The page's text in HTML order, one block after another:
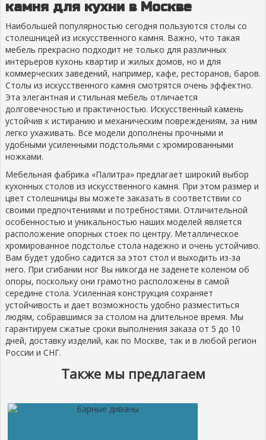
камня для кухни в Москве
Наибольшей популярностью сегодня пользуются столы со
столешницей из искусственного камня. Важно, что такая
мебель прекрасно подходит не только для различных
интерьеров кухонь квартир и жилых домов, но и для
коммерческих заведений, например, кафе, ресторанов, баров.
Столы из искусственного камня смотрятся очень эффектно.
Эта элегантная и стильная мебель отличается
долговечностью и практичностью. Искусственный камень
устойчив к истиранию и механическим повреждениям, за ним
легко ухаживать. Все модели дополнены прочными и
удобными усиленными подстольями с хромированными
ножками.
Мебельная фабрика «Палитра» предлагает широкий выбор
кухонных столов из искусственного камня. При этом размер и
цвет столешницы вы можете заказать в соответствии со
своими предпочтениями и потребностями. Отличительной
особенностью и уникальностью наших моделей является
расположение опорных стоек по центру. Металлическое
хромированное подстолье стола надежно и очень устойчиво.
Вам будет удобно садится за этот стол и выходить из-за
него. При сгибании ног Вы никогда не заденете коленом об
опоры, поскольку они грамотно расположены в самой
середине стола. Усиленная конструкция сохраняет
устойчивость и дает возможность удобно разместиться
людям, собравшимся за столом на длительное время. Мы
гарантируем сжатые сроки выполнения заказа от 5 до 10
дней, доставку изделий, как по Москве, так и в любой регион
России и СНГ.
Также мы предлагаем